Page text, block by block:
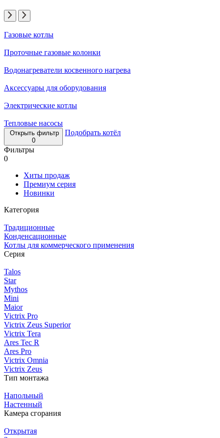
Газовые котлы
Проточные газовые колонки
Водонагреватели косвенного нагрева
Аксессуары для оборудования
Электрические котлы
Тепловые насосы
Открыть фильтр
0
Подобрать котёл
Фильтры
0
Хиты продаж
Премиум серия
Новинки
Категория
Традиционные
Конденсационные
Котлы для коммерческого применения
Серия
Talos
Star
Mythos
Mini
Maior
Victrix Pro
Victrix Zeus Superior
Victrix Tera
Ares Tec R
Ares Pro
Victrix Omnia
Victrix Zeus
Тип монтажа
Напольный
Настенный
Камера сгорания
Открытая